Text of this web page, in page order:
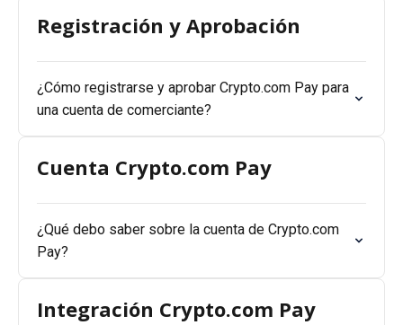
Registración y Aprobación
¿Cómo registrarse y aprobar Crypto.com Pay para
una cuenta de comerciante?
Cuenta Crypto.com Pay
¿Qué debo saber sobre la cuenta de Crypto.com
Pay?
Integración Crypto.com Pay